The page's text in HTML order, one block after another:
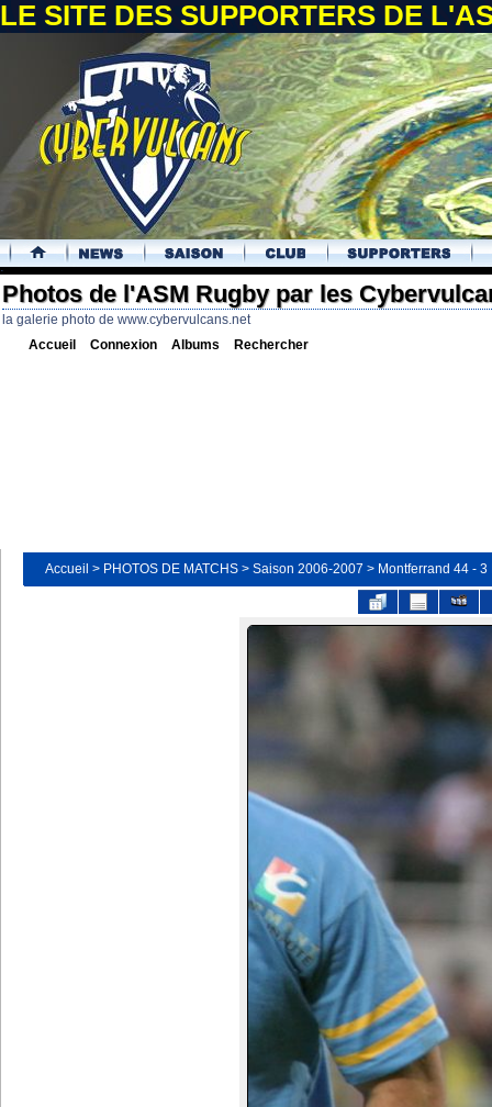
LE SITE DES SUPPORTERS DE
.
Photos de l'ASM Rugby par les
la galerie photo de www.cybervulcans.net
Accueil Connexion Albums Rechercher
Accueil > PHOTOS DE MATCHS > Saison 2006-2007 > Montferrand 44 - 3